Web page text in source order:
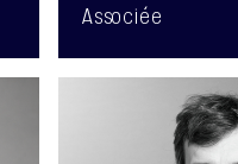
Associée